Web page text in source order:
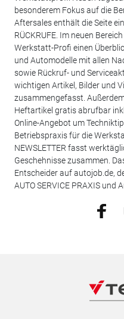
besonderem Fokus auf die
Aftersales enthält die Seite
RÜCKRUFE. Im neuen
Werkstatt-Profi einen
und Automodelle mit allen
sowie Rückruf- und
wichtigen Artikel, Bilder und
zusammengefasst.
Heftartikel gratis abrufbar
Online-Angebot um
Betriebspraxis für die
NEWSLETTER fasst
Geschehnisse zusammen.
Entscheider auf autojob.de,
AUTO SERVICE PRAXIS und